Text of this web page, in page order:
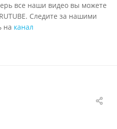
все наши видео вы можете
Следите за нашими
на канал